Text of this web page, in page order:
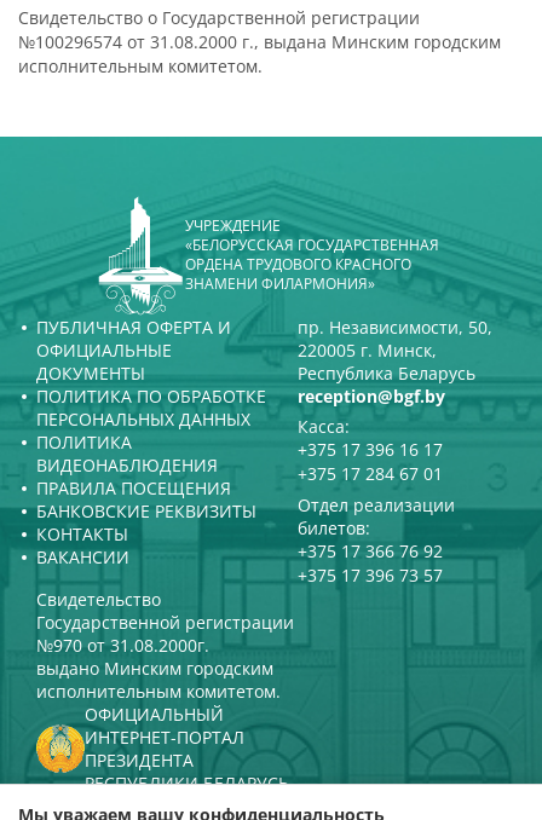
Свидетельство о Государственной регистрации
№100296574 от 31.08.2000 г., выдана Минским городским
исполнительным комитетом.
УЧРЕЖДЕНИЕ
«БЕЛОРУССКАЯ ГОСУДАРСТВЕННАЯ
ОРДЕНА ТРУДОВОГО КРАСНОГО
ЗНАМЕНИ ФИЛАРМОНИЯ»
ПУБЛИЧНАЯ ОФЕРТА И
ОФИЦИАЛЬНЫЕ
ДОКУМЕНТЫ
ПОЛИТИКА ПО ОБРАБОТКЕ
ПЕРСОНАЛЬНЫХ ДАННЫХ
ПОЛИТИКА
ВИДЕОНАБЛЮДЕНИЯ
ПРАВИЛА ПОСЕЩЕНИЯ
БАНКОВСКИЕ РЕКВИЗИТЫ
КОНТАКТЫ
ВАКАНСИИ
пр. Независимости, 50,
220005 г. Минск,
Республика Беларусь
reception@bgf.by
Касса:
+375 17 396 16 17
+375 17 284 67 01
Отдел реализации
билетов:
+375 17 366 76 92
+375 17 396 73 57
Свидетельство
Государственной регистрации
№970 от 31.08.2000г.
выдано Минским городским
исполнительным комитетом.
ОФИЦИАЛЬНЫЙ
ИНТЕРНЕТ-ПОРТАЛ
ПРЕЗИДЕНТА
РЕСПУБЛИКИ БЕЛАРУСЬ
МИНИСТЕРСТВО КУЛЬТУРЫ
Мы уважаем вашу конфиденциальность